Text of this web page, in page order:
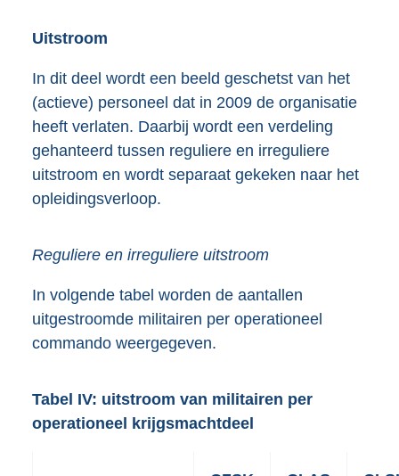
Uitstroom
In dit deel wordt een beeld geschetst van het
(actieve) personeel dat in 2009 de organisatie
heeft verlaten. Daarbij wordt een verdeling
gehanteerd tussen reguliere en irreguliere
uitstroom en wordt separaat gekeken naar het
opleidingsverloop.
Reguliere en irreguliere uitstroom
In volgende tabel worden de aantallen
uitgestroomde militairen per operationeel
commando weergegeven.
Tabel IV: uitstroom van militairen per
operationeel krijgsmachtdeel